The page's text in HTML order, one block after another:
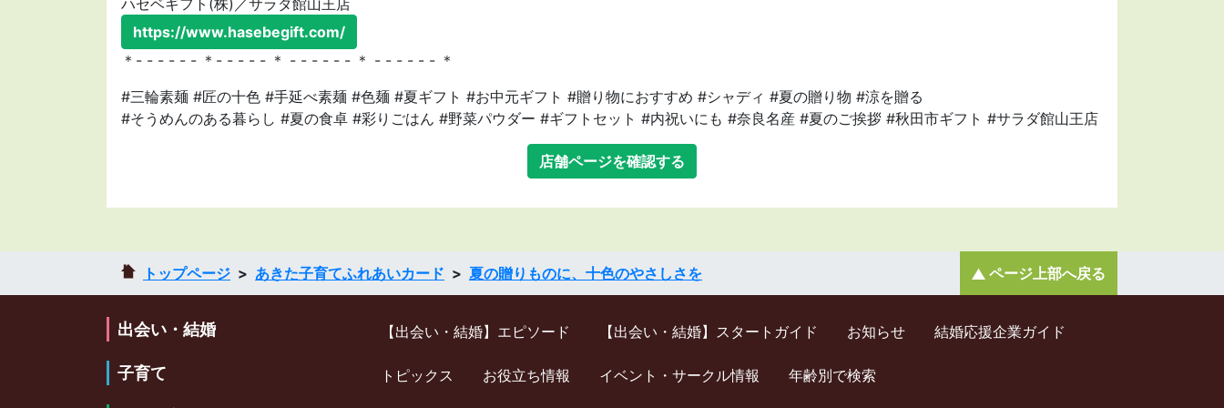
ハセベギフト(株)／サラダ館山王店
https://www.hasebegift.com/
＊- - - - - - ＊- - - - - ＊ - - - - - - ＊ - - - - - - ＊
#三輪素麺 #匠の十色 #手延べ素麺 #色麺 #夏ギフト #お中元ギフト #贈り物におすすめ #シャディ #夏の贈り物 #涼を贈る
#そうめんのある暮らし #夏の食卓 #彩りごはん #野菜パウダー #ギフトセット #内祝いにも #奈良名産 #夏のご挨拶 #秋田市ギフト #サラダ館山王店
店舗ページを確認する
トップページ あきた子育てふれあいカード 夏の贈りものに、十色のやさしさを ページ上部へ戻る
出会い・結婚 【出会い・結婚】エピソード 【出会い・結婚】スタートガイド お知らせ 結婚応援企業ガイド
子育て トピックス お役立ち情報 イベント・サークル情報 年齢別で検索